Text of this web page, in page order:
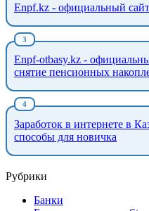
Enpf.kz - официальный
Enpf-otbasy.kz -
снятие пенсионных
Заработок в интернете в
способы для новичка
Рубрики
Банки